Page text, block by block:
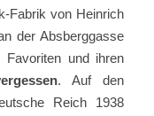
Fabrik von Heinrich
der Absberggasse
und ihren
. Auf den
Reich 1938